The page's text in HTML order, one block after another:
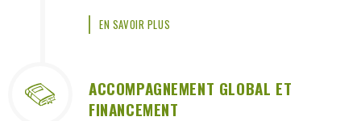
EN SAVOIR PLUS
ACCOMPAGNEMENT GLOBAL ET
FINANCEMENT